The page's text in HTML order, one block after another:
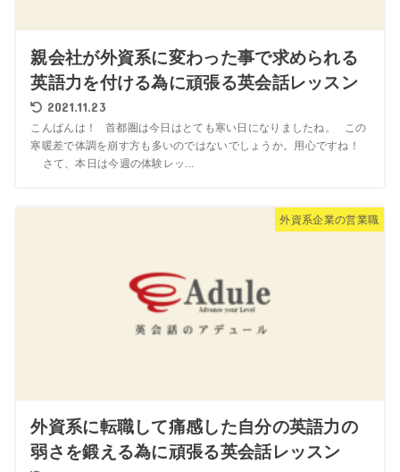
親会社が外資系に変わった事で求められる
英語力を付ける為に頑張る英会話レッスン
2021.11.23
こんばんは！ 首都圏は今日はとても寒い日になりましたね。 この
寒暖差で体調を崩す方も多いのではないでしょうか。用心ですね！
さて、本日は今週の体験レッ...
外資系企業の営業職
外資系に転職して痛感した自分の英語力の
弱さを鍛える為に頑張る英会話レッスン